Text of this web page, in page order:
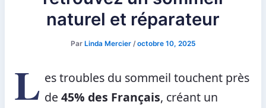
naturel et réparateur
Par Linda Mercier / octobre 10, 2025
L es troubles du sommeil touchent près
de 45% des Français, créant un